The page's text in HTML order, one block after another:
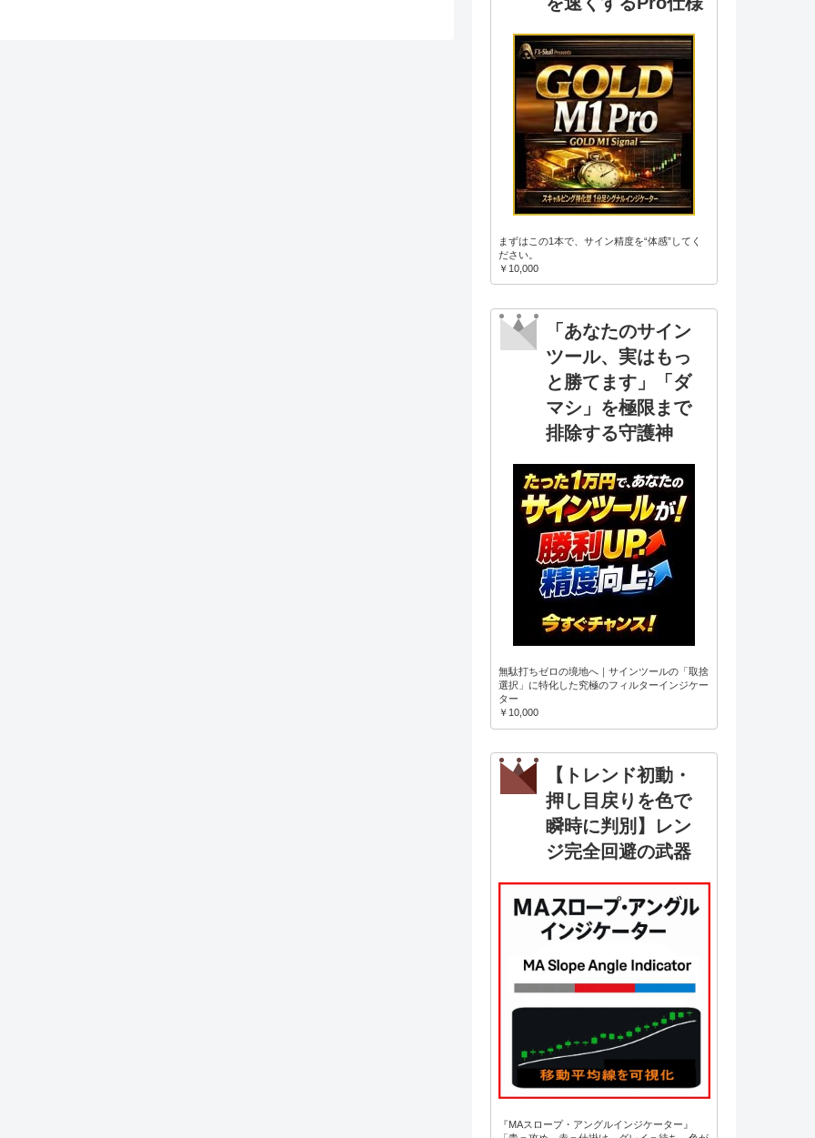
まずはこの1本で、サイン精度を“体感”してく
ださい。
￥10,000
「あなたのサイン
ツール、実はもっ
と勝てます」「ダ
マシ」を極限まで
排除する守護神
無駄打ちゼロの境地へ｜サインツールの「取捨
選択」に特化した究極のフィルターインジケー
ター
￥10,000
【トレンド初動・
押し目戻りを色で
瞬時に判別】レン
ジ完全回避の武器
『MAスロープ・アングルインジケーター』